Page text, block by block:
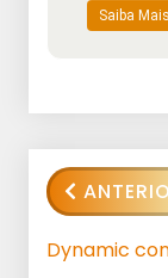
Saiba Mais
Dynamic